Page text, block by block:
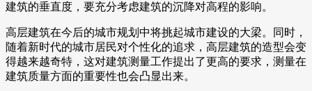
建筑的垂直度，要充分考虑建筑的沉降对高程的影响。
高层建筑在今后的城市规划中将挑起城市建设的大梁。同时，
随着新时代的城市居民对个性化的追求，高层建筑的造型会变
得越来越奇特，这对建筑测量工作提出了更高的要求，测量在
建筑质量方面的重要性也会凸显出来。